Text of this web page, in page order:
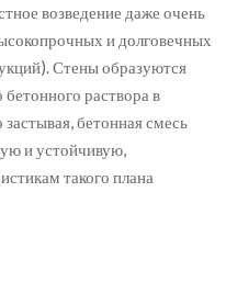
возведение даже очень
и долговечных
Стены образуются
бетонного раствора в
бетонная смесь
и устойчивую,
такого плана